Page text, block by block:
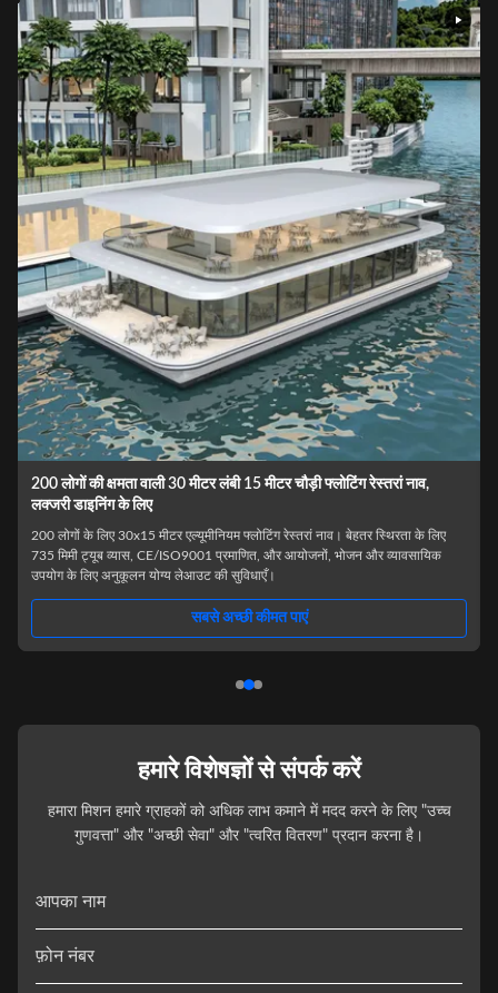
कस्टम बोटहाउस रेस्तरां 16 लोग पोंटून बोट रेस्तरां दर्शनीय स्थलों के लिए
Discover the Beauty of Sightseeing on Our 16 People Capacity House
Boat with 2*60HP MIN. HP Product Description: An aluminum luxury
houseboat like no other, the House Boat offers a unique blend of elegance
and functionality for those seeking an extraordinary experience on the
for a variety of activities, making it ideal for fishing, swimming, and
sightseeing adventures. Equipped with a powerful engine
सबसे अच्छी कीमत पाएं
हमारे विशेषज्ञों से संपर्क करें
हमारा मिशन हमारे ग्राहकों को अधिक लाभ कमाने में मदद करने के लिए "उच्च
गुणवत्ता" और "अच्छी सेवा" और "त्वरित वितरण" प्रदान करना है।
आपका नाम
फ़ोन नंबर